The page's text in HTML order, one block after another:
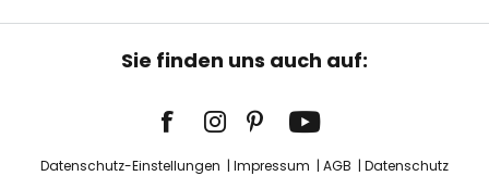
Sie finden uns auch auf:
Datenschutz-Einstellungen Impressum AGB
Datenschutz